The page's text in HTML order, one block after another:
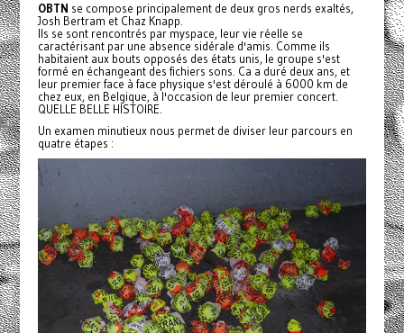
OBTN se compose principalement de deux gros nerds exaltés,
Josh Bertram et Chaz Knapp.
Ils se sont rencontrés par myspace, leur vie réelle se
caractérisant par une absence sidérale d'amis. Comme ils
habitaient aux bouts opposés des états unis, le groupe s'est
formé en échangeant des fichiers sons. Ca a duré deux ans, et
leur premier face à face physique s'est déroulé à 6000 km de
chez eux, en Belgique, à l'occasion de leur premier concert.
QUELLE BELLE HISTOIRE.
Un examen minutieux nous permet de diviser leur parcours en
quatre étapes :